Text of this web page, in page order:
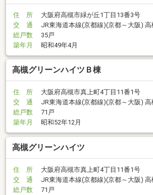
住 所
大阪府高槻市緑が丘1丁目13番3号
交 通
JR東海道本線(京都線)(京都～大阪) 高
総戸数
35戸
築年月
昭和49年4月
高槻グリーンハイツＢ棟
住 所
大阪府高槻市真上町4丁目11番1号
交 通
JR東海道本線(京都線)(京都～大阪) 高
総戸数
71戸
築年月
昭和52年12月
高槻グリーンハイツ
住 所
大阪府高槻市真上町4丁目11番1号
交 通
JR東海道本線(京都線)(京都～大阪) 高
総戸数
71戸